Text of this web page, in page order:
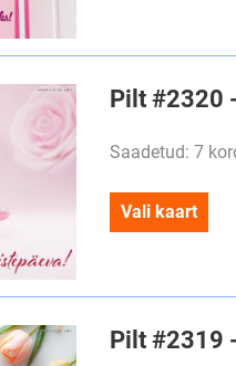
Pilt #2320
Saadetud: 7
Vali kaart
Pilt #2319